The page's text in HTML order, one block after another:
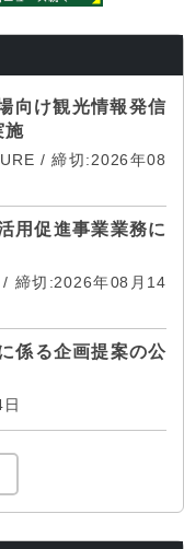
向け観光情報発信
施
/ 締切:2026年08
用促進事業業務に
締切:2026年08月14
係る企画提案の公